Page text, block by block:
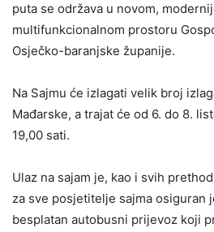
puta se održava u novom,
multifunkcionalnom prostoru
Osječko-baranjske županije.
Na Sajmu će izlagati velik broj
Mađarske, a trajat će od 6. do 8.
19,00 sati.
Ulaz na sajam je, kao i svih
za sve posjetitelje sajma osiguran
besplatan autobusni prijevoz koji